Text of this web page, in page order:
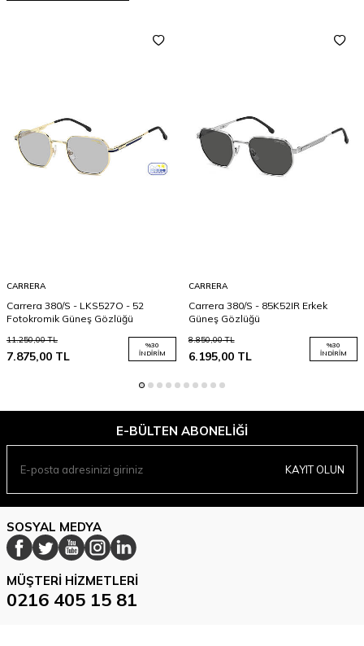
CARRERA
Carrera 380/S - LKS527O - 52
Fotokromik Güneş Gözlüğü
11.250,00TL
7.875,00 TL
%30
İNDIRIM
CARRERA
Carrera 380/S - 85K52IR Erkek
Güneş Gözlüğü
8.850,00TL
6.195,00TL
%30
İNDIRIM
E-BÜLTEN ABONELIĞI
KAYIT OLUN
SOSYAL MEDYA
MÜŞTERI HIZMETLERI
0216 405 15 81